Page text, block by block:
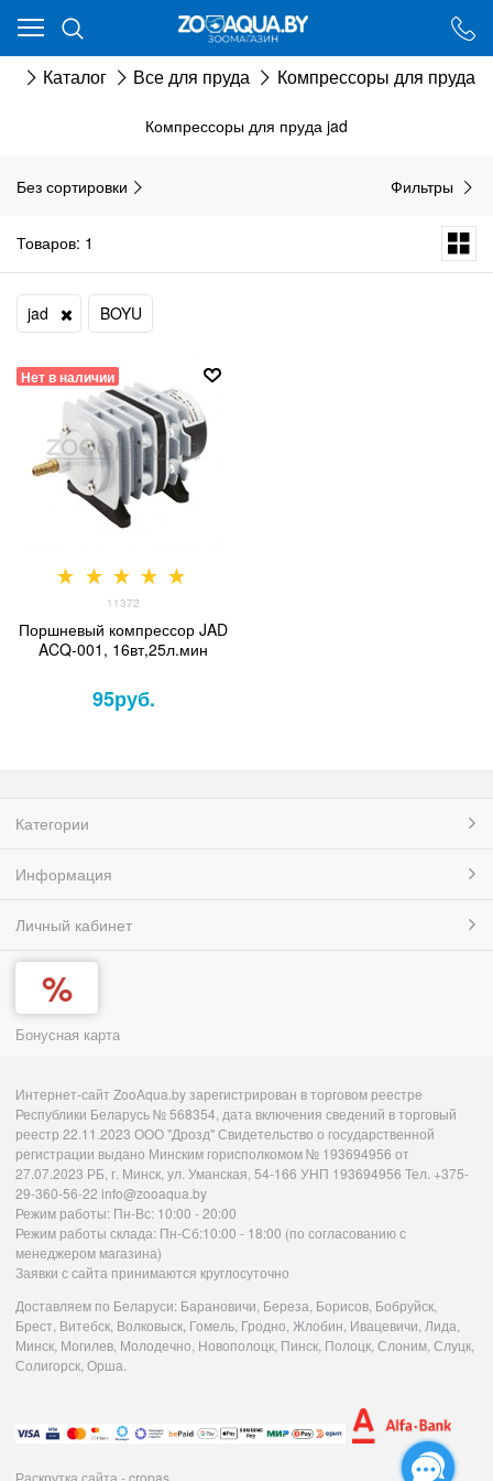
Каталог Все для пруда Компрессоры для пруда
Компрессоры для пруда jad
Без сортировки Фильтры
Товаров: 1
jad BOYU
Нет в наличии
11372
Поршневый компрессор JAD
ACQ-001, 16вт,25л.мин
95руб.
Категории
Информация
Личный кабинет
Бонусная карта
Интернет-сайт ZooAqua.by зарегистрирован в торговом реестре
Республики Беларусь № 568354, дата включения сведений в торговый
реестр 22.11.2023 ООО "Дрозд" Свидетельство о государственной
регистрации выдано Минским горисполкомом № 193694956 от
27.07.2023 РБ, г. Минск, ул. Уманская, 54-166 УНП 193694956 Тел. +375-
29-360-56-22 info@zooaqua.by
Режим работы: Пн-Вс: 10:00 - 20:00
Режим работы склада: Пн-Сб:10:00 - 18:00 (по согласованию с
менеджером магазина)
Заявки с сайта принимаются круглосуточно
Доставляем по Беларуси: Барановичи, Береза, Борисов, Бобруйск,
Брест, Витебск, Волковыск, Гомель, Гродно, Жлобин, Ивацевичи, Лида,
Минск, Могилев, Молодечно, Новополоцк, Пинск, Полоцк, Слоним, Слуцк,
Солигорск, Орша.
Раскрутка сайта - cropas
Ваш город - Минск,
ДА НЕТ